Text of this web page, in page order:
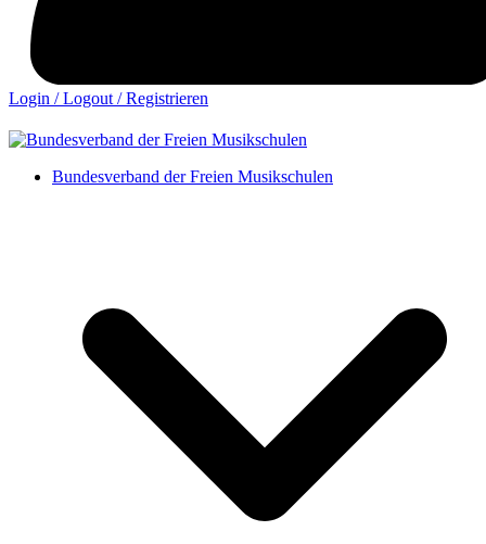
Login / Logout / Registrieren
Bundesverband der Freien Musikschulen